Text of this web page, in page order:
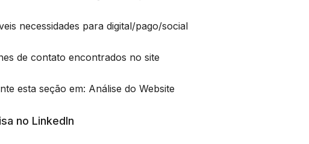
necessidades para digital/pago/social
de contato encontrados no site
esta seção em: Análise do Website
no LinkedIn